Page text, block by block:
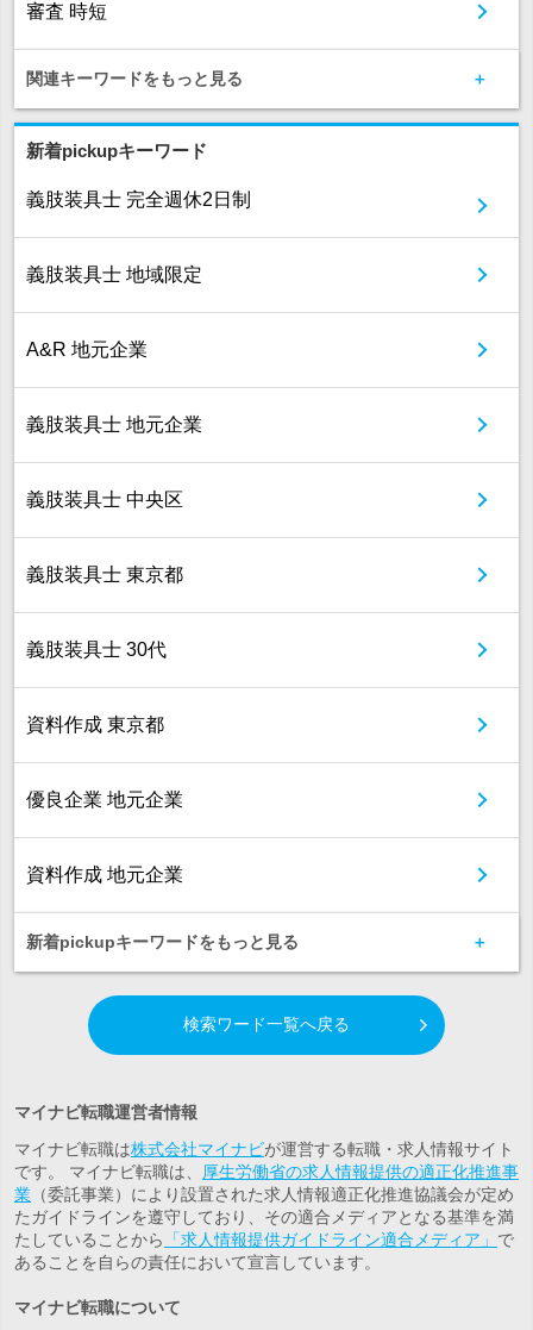
審査 時短
関連キーワードをもっと見る
新着pickupキーワード
義肢装具士 完全週休2日制
義肢装具士 地域限定
A&R 地元企業
義肢装具士 地元企業
義肢装具士 中央区
義肢装具士 東京都
義肢装具士 30代
資料作成 東京都
優良企業 地元企業
資料作成 地元企業
新着pickupキーワードをもっと見る
検索ワード一覧へ戻る
マイナビ転職運営者情報
マイナビ転職は株式会社マイナビが運営する転職・求人情報サイト
です。 マイナビ転職は、
厚生労働省の求人情報提供の適正化推進事
業 （委託事業）により設置された求人情報適正化推進協議会が定め
たガイドラインを遵守しており、その適合メディアとなる基準を満
たしていることから
「求人情報提供ガイドライン適合メディア」 で
あることを自らの責任において宣言しています。
マイナビ転職について